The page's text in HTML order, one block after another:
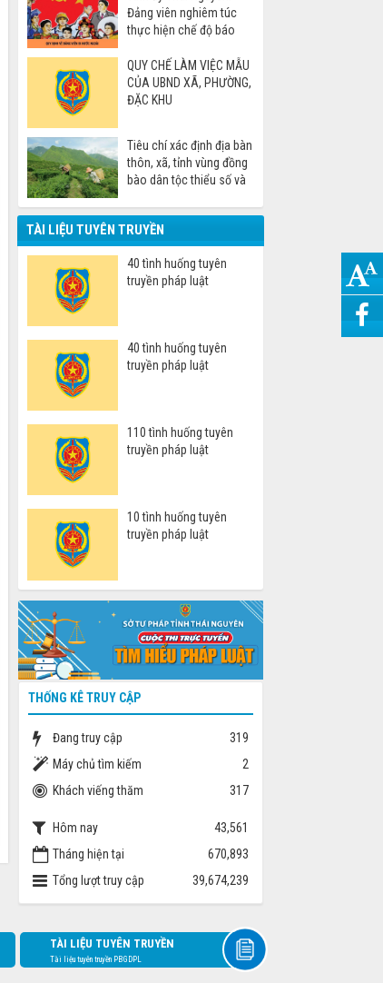
Đảng viên nghiêm túc
thực hiện chế độ báo
QUY CHẾ LÀM VIỆC MẪU
CỦA UBND XÃ, PHƯỜNG,
ĐẶC KHU
Tiêu chí xác định địa bàn
thôn, xã, tỉnh vùng đồng
bào dân tộc thiểu số và
TÀI LIỆU TUYÊN TRUYỀN
40 tình huống tuyên
truyền pháp luật
40 tình huống tuyên
truyền pháp luật
110 tình huống tuyên
truyền pháp luật
10 tình huống tuyên
truyền pháp luật
THỐNG KÊ TRUY CẬP
Đang truy cập
319
Máy chủ tìm kiếm
2
Khách viếng thăm
317
Hôm nay
43,561
Tháng hiện tại
670,893
Tổng lượt truy cập
39,674,239
TÀI LIỆU TUYÊN TRUYỀN
Tài liệu tuyên truyền PBGDPL